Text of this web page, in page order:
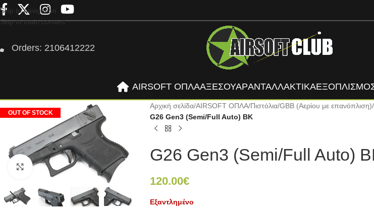
Skip to navigation
Skip to main content
Orders: 2106412222
AIRSOFT ΟΠΛΑΑΞΕΣΟΥΑΡΑΝΤΑΛΛΑΚΤΙΚΑ
OUT OF STOCK
Click to enlarge
Αρχική σελίδα/AIRSOFT ΟΠΛΑ/Πιστόλια/GBB (Αερίου με επανόπλιση)/
G26 Gen3 (Semi/Full Auto) BK
G26 Gen3 (Semi/Full Auto)
120.00€
Εξαντλημένο